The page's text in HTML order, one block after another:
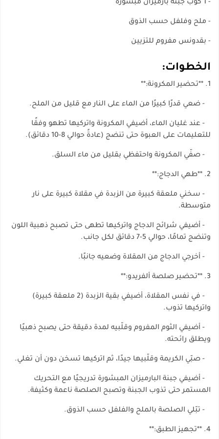
- 1 كوب جبنة بارميزان مبشورة
- ملح وفلفل حسب الذوق
- بقدونس مفروم للتزيين
الخطوات:
1. **تحضير المكرونة:**
- ضعي قدرًا كبيرًا من الماء على النار مع قليل من الملح.
- عند غليان الماء، أضيفي المكرونة واتركيها تطهو وفقًا
للتعليمات على العبوة حتى تنضج (عادةً حوالي 8-10 دقائق).
- صفّي المكرونة واحتفظي بقليل من ماء السلق.
2. **طهي الدجاج:**
- سخني ملعقة كبيرة من الزبدة في مقلاة كبيرة على نار
متوسطة.
- أضيفي شرائح الدجاج واتركيها تطهى حتى تصبح ذهبية اللون
وتنضج تمامًا، حوالي 5-7 دقائق لكل جانب.
- أخرجي الدجاج من المقلاة وضعيه جانبًا.
3. **تحضير صلصة ألفريدو:**
- في نفس المقلاة، أضيفي بقية الزبدة (2 ملعقة كبيرة)
واتركيها تذوب.
- أضيفي الثوم المفروم وقلّبيه لمدة دقيقة حتى يصبح ذهبيًا
ويطلق رائحته.
- صبّي الكريمة وقلّبيها جيدًا، ثم اتركيها تسخن دون أن تغلي.
- أضيفي جبنة البارميزان المبشورة تدريجيًا مع التحريك
المستمر حتى تذوب الجبنة وتصبح الصلصة ناعمة وكثيفة.
- تبّلي الصلصة بالملح والفلفل حسب الذوق.
4. **تجهيز الطبق:**